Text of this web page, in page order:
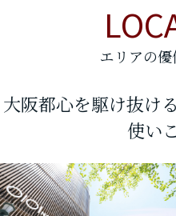
エリアの
大阪都心を駆け抜け
使い